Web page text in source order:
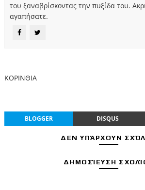
του ξαναβρίσκοντας την πυξίδα του.
αγαπήσατε.
ΚΟΡΙΝΘΙΑ
BLOGGER DISQUS
ΔΕΝ ΥΠΆΡΧΟΥΝ
ΔΗΜΟΣΊΕΥΣΗ